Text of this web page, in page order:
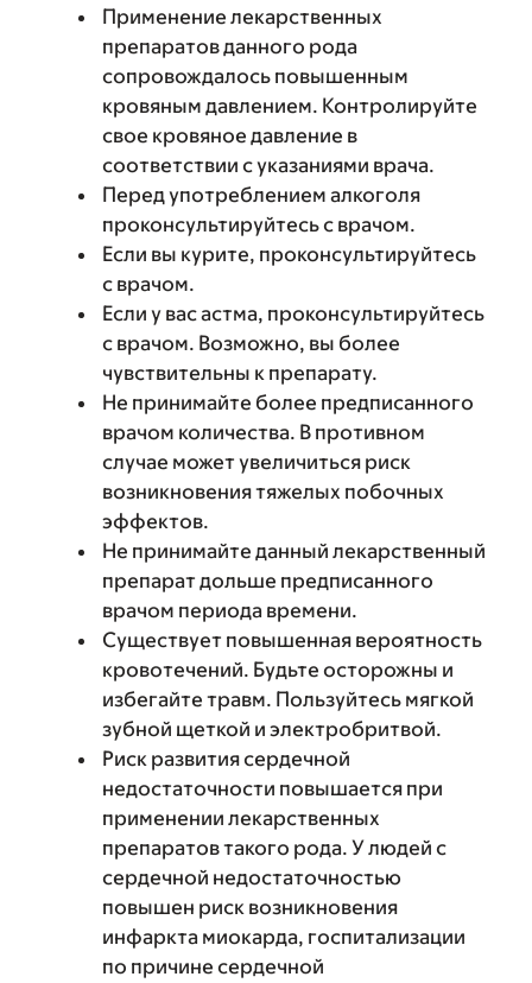
Применение лекарственных
препаратов данного рода
сопровождалось повышенным
кровяным давлением. Контролируйте
свое кровяное давление в
соответствии с указаниями врача.
Перед употреблением алкоголя
проконсультируйтесь с врачом.
Если вы курите, проконсультируйтесь
с врачом.
Если у вас астма, проконсультируйтесь
с врачом. Возможно, вы более
чувствительны к препарату.
Не принимайте более предписанного
врачом количества. В противном
случае может увеличиться риск
возникновения тяжелых побочных
эффектов.
Не принимайте данный лекарственный
препарат дольше предписанного
врачом периода времени.
Существует повышенная вероятность
кровотечений. Будьте осторожны и
избегайте травм. Пользуйтесь мягкой
зубной щеткой и электробритвой.
Риск развития сердечной
недостаточности повышается при
применении лекарственных
препаратов такого рода. У людей с
сердечной недостаточностью
повышен риск возникновения
инфаркта миокарда, госпитализации
по причине сердечной